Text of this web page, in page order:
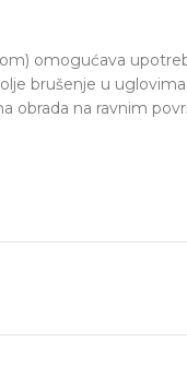
omogućava
brušenje u
obrada na ravnim